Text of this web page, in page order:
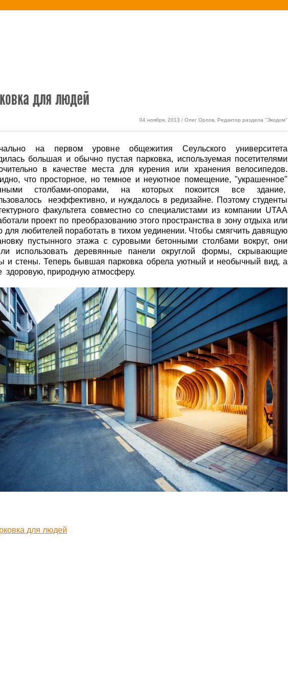
для людей
04 ноября, 2013 / Олег Орлов, Редактор раздела "Экодом"
на первом уровне общежития Сеульского университета
большая и обычно пустая парковка, используемая посетителями
в качестве места для курения или хранения велосипедов.
что просторное, но темное и неуютное помещение, "украшенное"
столбами-опорами, на которых покоится все здание,
неэффективно, и нуждалось в редизайне. Поэтому студенты
факультета совместно со специалистами из компании UTAA
проект по преобразованию этого пространства в зону отдыха или
для любителей поработать в тихом уединении. Чтобы смягчить давящую
пустынного этажа с суровыми бетонными столбами вокруг, они
использовать деревянные панели округлой формы, скрывающие
и стены. Теперь бывшая парковка обрела уютный и необычный вид, а
здоровую, природную атмосферу.